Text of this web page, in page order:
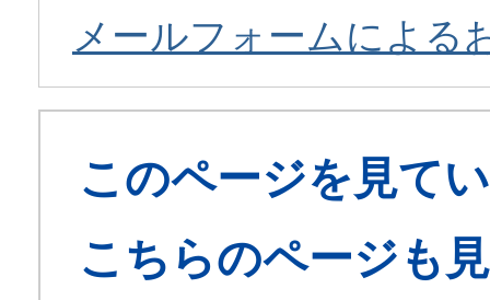
メールフォームによる
このページを見て
こちらのページも